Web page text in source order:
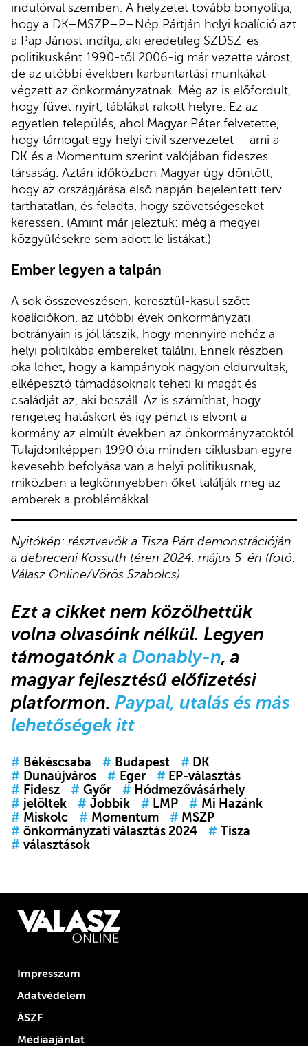
indulóival szemben. A helyzetet tovább bonyolítja,
hogy a DK–MSZP–P–Nép Pártján helyi koalíció azt
a Pap Jánost indítja, aki eredetileg SZDSZ-es
politikusként 1990-től 2006-ig már vezette várost,
de az utóbbi években karbantartási munkákat
végzett az önkormányzatnak. Még az is előfordult,
hogy füvet nyírt, táblákat rakott helyre. Ez az
egyetlen település, ahol Magyar Péter felvetette,
hogy támogat egy helyi civil szervezetet – ami a
DK és a Momentum szerint valójában fideszes
társaság. Aztán időközben Magyar úgy döntött,
hogy az országjárása első napján bejelentett terv
tarthatatlan, és feladta, hogy szövetségeseket
keressen. (Amint már jeleztük: még a megyei
közgyűlésekre sem adott le listákat.)
Ember legyen a talpán
A sok összeveszésen, keresztül-kasul szőtt
koalíciókon, az utóbbi évek önkormányzati
botrányain is jól látszik, hogy mennyire nehéz a
helyi politikába embereket találni. Ennek részben
oka lehet, hogy a kampányok nagyon eldurvultak,
elképesztő támadásoknak teheti ki magát és
családját az, aki beszáll. Az is számíthat, hogy
rengeteg hatáskört és így pénzt is elvont a
kormány az elmúlt években az önkormányzatoktól.
Tulajdonképpen 1990 óta minden ciklusban egyre
kevesebb befolyása van a helyi politikusnak,
miközben a legkönnyebben őket találják meg az
emberek a problémákkal.
Nyitókép: résztvevők a Tisza Párt demonstrációján
a debreceni Kossuth téren 2024. május 5-én (fotó:
Válasz Online/Vörös Szabolcs)
Ezt a cikket nem közölhettük
volna olvasóink nélkül. Legyen
támogatónka Donably-n, a
magyar fejlesztésű előfizetési
platformon. Paypal, utalás és más
lehetőségek itt
# Békéscsaba # Budapest # DK
# Dunaújváros # Eger # EP-választás
# Fidesz # Győr # Hódmezővásárhely
# jelöltek # Jobbik # LMP # Mi Hazánk
# Miskolc # Momentum # MSZP
# önkormányzati választás 2024 # Tisza
# választások
Impresszum
Adatvédelem
ÁSZF
Médiaajánlat